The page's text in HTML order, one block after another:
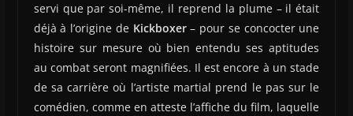
servi que par soi-même, il reprend la plume – il était
déjà à l’origine de Kickboxer– pour se concocter une
histoire sur mesure où bien entendu ses aptitudes
au combat seront magnifiées. Il est encore à un stade
de sa carrière où l’artiste martial prend le pas sur le
comédien, comme en atteste l’affiche du film, laquelle